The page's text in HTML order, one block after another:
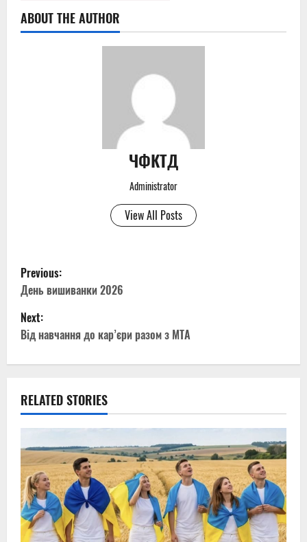
ABOUT THE AUTHOR
ЧФКТД
Administrator
View All Posts
P
o
s
a
v
i
g
a
Previous:
День вишиванки 2026
Next:
Від навчання до кар’єри разом з МТА
RELATED STORIES